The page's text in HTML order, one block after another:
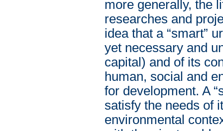
more generally, the
researches and
idea that a “smart”
yet necessary and
capital) and of its
human, social and
for development. A
satisfy the needs of
environmental